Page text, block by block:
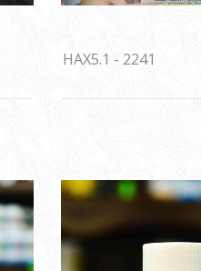
HAX5.1 - 2241